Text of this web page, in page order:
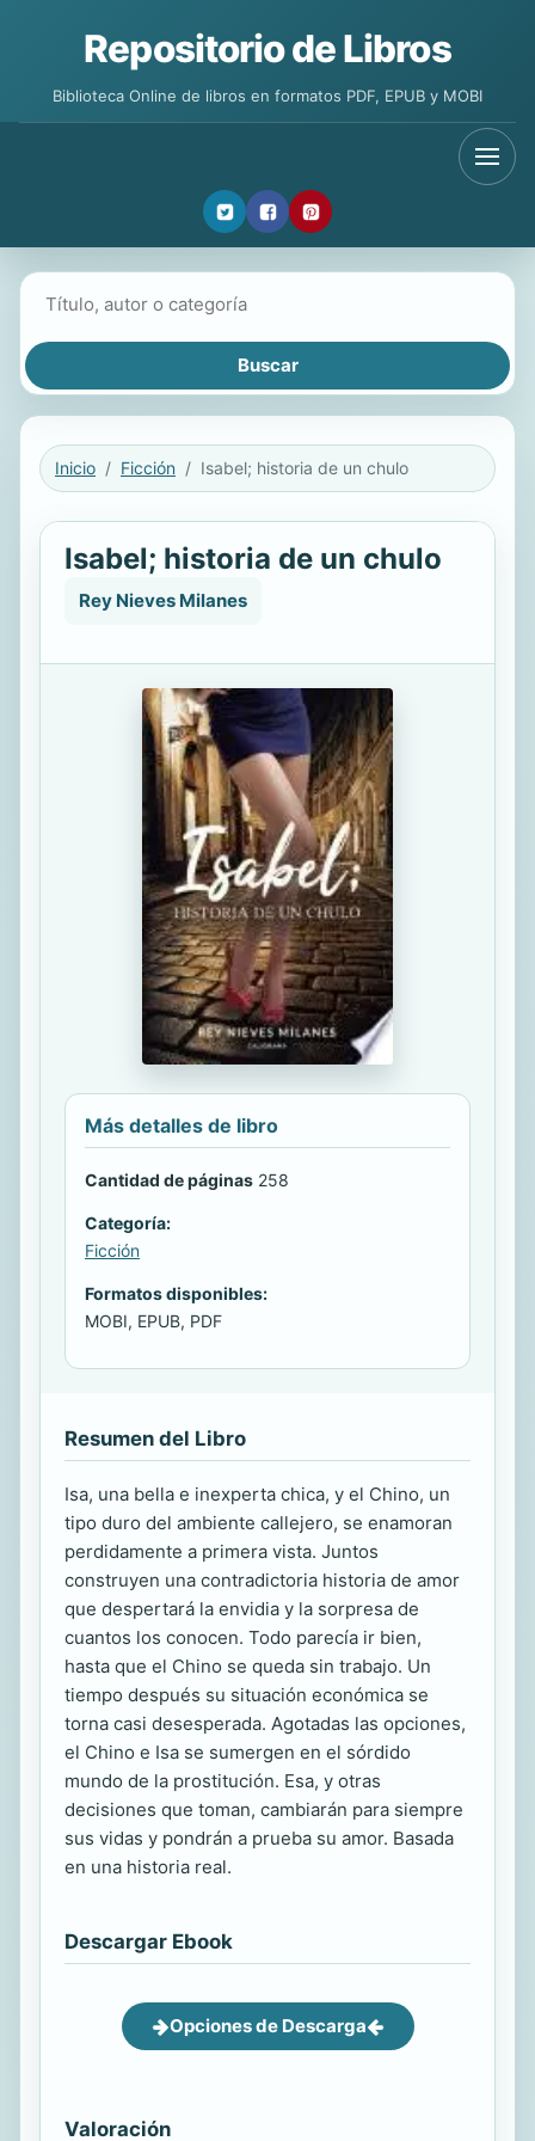
Repositorio de Libros
Biblioteca Online de libros en formatos PDF, EPUB y MOBI
Inicio Ficción Isabel; historia de un chulo
Isabel; historia de un chulo
Rey Nieves Milanes
Más detalles de libro
Cantidad de páginas 258
Categoría:
Ficción
Formatos disponibles:
MOBI, EPUB, PDF
Resumen del Libro
Isa, una bella e inexperta chica, y el Chino, un
tipo duro del ambiente callejero, se enamoran
perdidamente a primera vista. Juntos
construyen una contradictoria historia de amor
que despertará la envidia y la sorpresa de
cuantos los conocen. Todo parecía ir bien,
hasta que el Chino se queda sin trabajo. Un
tiempo después su situación económica se
torna casi desesperada. Agotadas las opciones,
el Chino e Isa se sumergen en el sórdido
mundo de la prostitución. Esa, y otras
decisiones que toman, cambiarán para siempre
sus vidas y pondrán a prueba su amor. Basada
en una historia real.
Descargar Ebook
Opciones de Descarga
Valoración